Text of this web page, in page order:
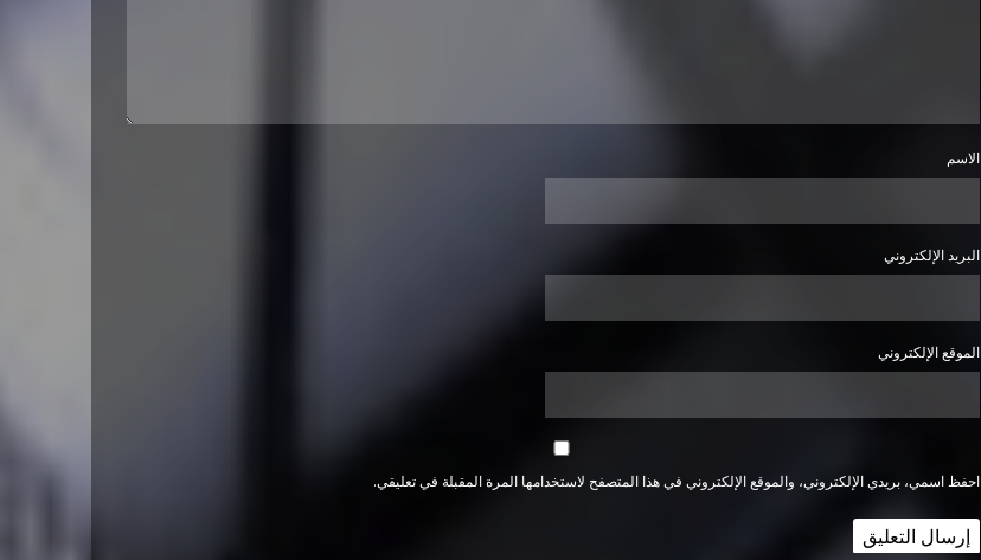
الاسم
البريد الإلكتروني
الموقع الإلكتروني
احفظ اسمي، بريدي الإلكتروني، والموقع الإلكتروني في هذا المتصفح لاستخدامها المرة المقبلة في تعليقي.